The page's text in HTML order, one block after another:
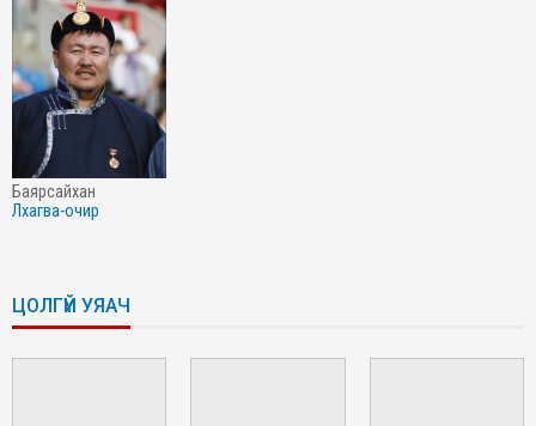
баярсайхан
лхагва-очир
ЦОЛГҮЙ УЯАЧ